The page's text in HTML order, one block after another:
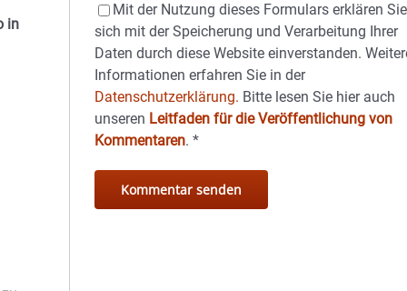
in
Mit der Nutzung dieses Formulars erklären Sie
sich mit der Speicherung und Verarbeitung Ihrer
Daten durch diese Website einverstanden.
Informationen erfahren Sie in der
Datenschutzerklärung. Bitte lesen Sie hier auch
unseren Leitfaden für die Veröffentlichung von
Kommentaren.*